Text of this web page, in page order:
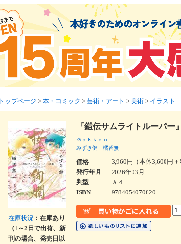
トップページ > 本・コミック > 芸術・アート > 美術 > イラスト
在庫状況 ：在庫あり
（1～2日で出荷、新
刊の場合、発売日以
『鎧伝サムライトルーパ
Ｇａｋｋｅｎ
みずき健
橘皆無
価格
3,960円（本体3,600円＋
発行年月
2026年03月
判型
Ａ４
ISBN
9784054070820